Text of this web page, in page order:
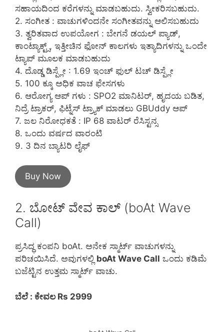
ಸಹಾಯದಿಂದ ಕರೆಗಳನ್ನು ಮಾಡಬಹುದು. ಸ್ವೀಕರಿಸಬಹುದು.
2. ಸಂಗೀತ : ವಾಚುಗಳಿಂದನೇ ಸಂಗೀತವನ್ನು ಆಲಿಸಬಹುದು
3. ತ್ವರಿತವಾದ ಉಪಯೋಗ : ಬೇಗನೆ ಡಯಲ್ ಪ್ಯಾಡ್,
ಕಾಂಟ್ಯಾಕ್ಟ್ಸ್, ಇತ್ತೀಚಿನ ಫೋನ್ ಕಾಲಗಳು ಇತ್ಯಾದಿಗಳನ್ನು ಒಂದೇ
ಟ್ಯಾಪ್ ಮೂಲಕ ಮಾಡಬಹುದು
4. ದೊಡ್ಡ ಡಿಸ್ಪ್ಲೇ : 1.69 ಇಂಚ್ ಫುಲ್ ಟಚ್ ಡಿಸ್ಪ್ಲೇ
5. 100 ಕ್ಕೂ ಅಧಿಕ ವಾಚ ಫೇಸಗಳು
6. ಆರೋಗ್ಯ ಆಪ್ ಗಳು : SPO2 ಮಾನಿಟರ್, ಹೃದಯ ಬಡಿತ,
ನಿದ್ರೆ ಟ್ರಾಕರ್, ಫಿಟ್ನೆಸ್ ಟ್ರ್ಯಾಕ್ ಮಾಡಲು GBUddy ಆಪ್
7. ಜಲ ನಿರೋಧಕತೆ : IP 68 ವಾಟರ್ ರೆಸಿಸ್ಟನ್ಸ
8. ಒಂದು ವರ್ಷದ ವಾರಂಟಿ
9. 3 ದಿನ ಬ್ಯಾಟರಿ ಲೈಫ್
Buy Now
2. ಬೋಟ್ ವೇವ ಕಾಲ್ (boAt Wave
Call)
ಪ್ರಸಿದ್ಧ ಕಂಪನಿ boAt. ಅನೇಕ ಸ್ಮಾರ್ಟ್ ವಾಚುಗಳನ್ನು
ಪರಿಚಯಿಸಿದೆ. ಅವುಗಳಲ್ಲಿ boAt Wave Call ಒಂದು ಕಡಿಮೆ
ಬಜೆಟ್ಟಿನ ಉತ್ತಮ ಸ್ಮಾರ್ಟ್ ವಾಚು.
ಬೆಲೆ : ಕೇವಲ Rs 2999